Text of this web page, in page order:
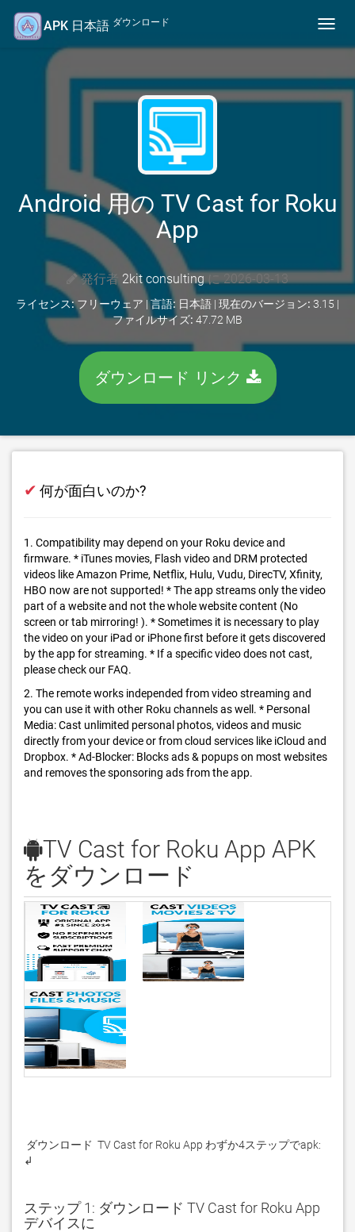
APK 日本語 ダウンロード
Android 用の TV Cast for Roku
App
発行者 2kit consultingに 2026-03-13
ライセンス:フリーウェア |言語: 日本語 | 現在のバージョン: 3.15 |
ファイルサイズ: 47.72 MB
ダウンロード リンク
✔ 何が面白いのか?
1. Compatibility may depend on your Roku device and
firmware. * iTunes movies, Flash video and DRM protected
videos like Amazon Prime, Netflix, Hulu, Vudu, DirecTV, Xfinity,
HBO now are not supported! * The app streams only the video
part of a website and not the whole website content (No
screen or tab mirroring! ). * Sometimes it is necessary to play
the video on your iPad or iPhone first before it gets discovered
by the app for streaming. * If a specific video does not cast,
please check our FAQ.
2. The remote works independed from video streaming and
you can use it with other Roku channels as well. * Personal
Media: Cast unlimited personal photos, videos and music
directly from your device or from cloud services like iCloud and
Dropbox. * Ad-Blocker: Blocks ads & popups on most websites
and removes the sponsoring ads from the app.
TV Cast for Roku App APK
をダウンロード
↲
ステップ 1: ダウンロード TV Cast for Roku App
デバイスに